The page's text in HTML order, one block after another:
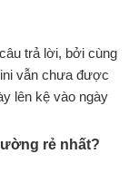
trả lời, bởi cùng
vẫn chưa được
lên kệ vào ngày
rẻ nhất?